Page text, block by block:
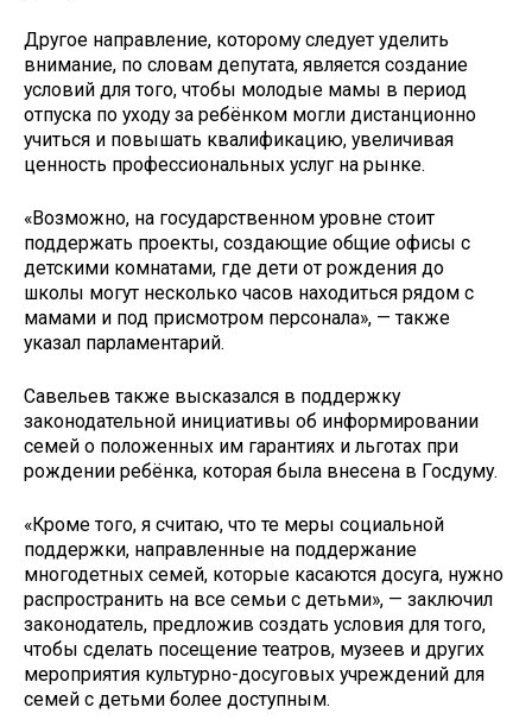
Другое направление, которому следует уделить
внимание, по словам депутата, является создание
условий для того, чтобы молодые мамы в период
отпуска по уходу за ребёнком могли дистанционно
учиться и повышать квалификацию, увеличивая
ценность профессиональных услуг на рынке.
«Возможно, на государственном уровне стоит
поддержать проекты, создающие общие офисы с
детскими комнатами, где дети от рождения до
школы могут несколько часов находиться рядом с
мамами и под присмотром персонала», — также
указал парламентарий.
Савельев также высказался в поддержку
законодательной инициативы об информировании
семей о положенных им гарантиях и льготах при
рождении ребёнка, которая была внесена в Госдуму.
«Кроме того, я считаю, что те меры социальной
поддержки, направленные на поддержание
многодетных семей, которые касаются досуга, нужно
распространить на все семьи с детьми», — заключил
законодатель, предложив создать условия для того,
чтобы сделать посещение театров, музеев и других
мероприятия культурно-досуговых учреждений для
семей с детьми более доступным.